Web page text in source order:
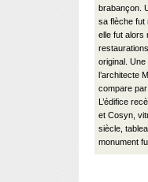
brabançon.
sa flèche fut
elle fut alors
original.
l’architecte
compare
L’édifice
et Cosyn,
siècle,
monument